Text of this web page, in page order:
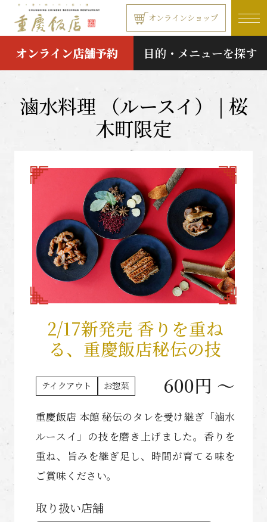
本文へ移動する オンラインショップ
オンライン店舗予約 目的・メニューを探す
滷水料理 （ルースイ） | 桜
木町限定
2/17新発売 香りを重ね
る、重慶飯店秘伝の技
テイクアウト お惣菜 600円 〜
重慶飯店 本館 秘伝のタレを受け継ぎ「滷水
ルースイ」の技を磨き上げました。香りを
重ね、旨みを継ぎ足し、時間が育てる味を
ご賞味ください。
取り扱い店舗